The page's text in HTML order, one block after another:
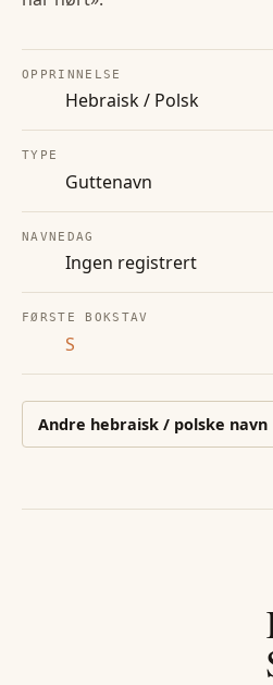
OPPRINNELSE
Hebraisk / Polsk
TYPE
Guttenavn
NAVNEDAG
Ingen registrert
FØRSTE BOKSTAV
S
Andre hebraisk / polske navn